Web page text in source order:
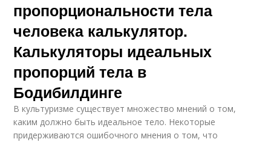
пропорциональности тела
человека калькулятор.
Калькуляторы идеальных
пропорций тела в
Бодибилдинге
В культуризме существует множество мнений о том,
каким должно быть идеальное тело. Некоторые
придерживаются ошибочного мнения о том, что